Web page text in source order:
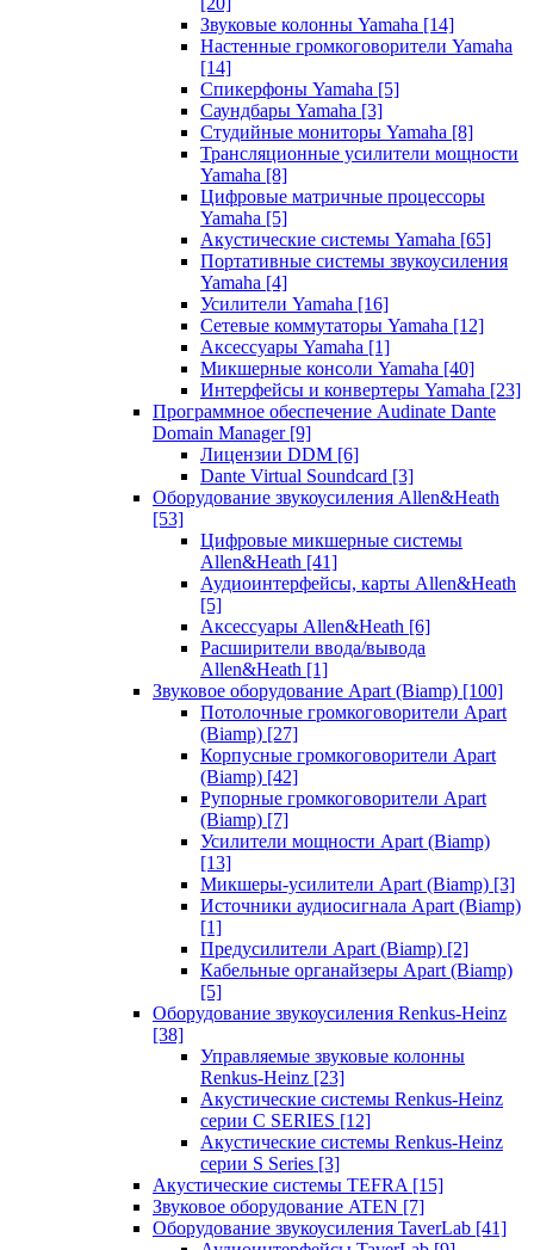
Звуковые колонны Yamaha [14]
Настенные громкоговорители Yamaha
[14]
Спикерфоны Yamaha [5]
Саундбары Yamaha [3]
Студийные мониторы Yamaha [8]
Трансляционные усилители мощности
Yamaha [8]
Цифровые матричные процессоры
Yamaha [5]
Акустические системы Yamaha [65]
Портативные системы звукоусиления
Yamaha [4]
Усилители Yamaha [16]
Сетевые коммутаторы Yamaha [12]
Аксессуары Yamaha [1]
Микшерные консоли Yamaha [40]
Интерфейсы и конвертеры Yamaha [23]
Программное обеспечение Audinate Dante
Domain Manager [9]
Лицензии DDM [6]
Dante Virtual Soundcard [3]
Оборудование звукоусиления Allen&Heath
[53]
Цифровые микшерные системы
Allen&Heath [41]
Аудиоинтерфейсы, карты Allen&Heath
[5]
Аксессуары Allen&Heath [6]
Расширители ввода/вывода
Allen&Heath [1]
Звуковое оборудование Apart (Biamp) [100]
Потолочные громкоговорители Apart
(Biamp) [27]
Корпусные громкоговорители Apart
(Biamp) [42]
Рупорные громкоговорители Apart
(Biamp) [7]
Усилители мощности Apart (Biamp)
[13]
Микшеры-усилители Apart (Biamp) [3]
Источники аудиосигнала Apart (Biamp)
[1]
Предусилители Apart (Biamp) [2]
Кабельные органайзеры Apart (Biamp)
[5]
Оборудование звукоусиления Renkus-Heinz
[38]
Управляемые звуковые колонны
Renkus-Heinz [23]
Акустические системы Renkus-Heinz
серии C SERIES [12]
Акустические системы Renkus-Heinz
серии S Series [3]
Акустические системы TEFRA [15]
Звуковое оборудование ATEN [7]
Оборудование звукоусиления TaverLab [41]